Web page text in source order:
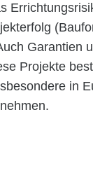
Garantien
Projekte
in